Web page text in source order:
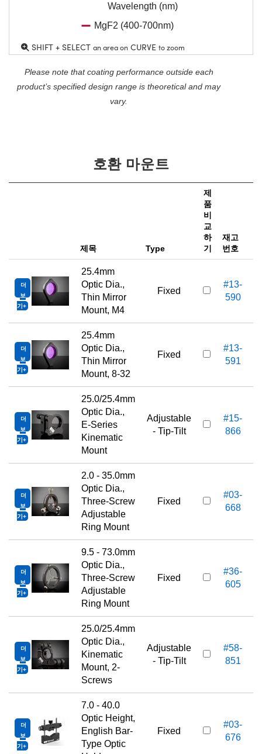
Wavelength (nm)
MgF2 (400-700nm)
SHIFT + SELECT an area on CURVE to zoom
Please note that coating performance outside each
product’s specified design range is theoretical and may
vary.
호환 마운트
제목 Type
제
품
비
교
하
기
재고
번호
더
보
기
25.4mm
Optic Dia.,
Thin Mirror
Mount, M4
Fixed
#13-
590
더
보
기
25.4mm
Optic Dia.,
Thin Mirror
Mount, 8-32
Fixed
#13-
591
더
보
기
25.0/25.4mm
Optic Dia.,
E-Series
Kinematic
Mount
Adjustable
- Tip-Tilt
#15-
866
더
보
기
2.0 - 35.0mm
Optic Dia.,
Three-Screw
Adjustable
Ring Mount
Fixed
#03-
668
더
보
기
9.5 - 73.0mm
Optic Dia.,
Three-Screw
Adjustable
Ring Mount
Fixed
#36-
605
더
보
기
25.0/25.4mm
Optic Dia.,
Kinematic
Mount, 2-
Screws
Adjustable
- Tip-Tilt
#58-
851
더
보
기
7.0 - 40.0
Optic Height,
English Bar-
Type Optic
Fixed
#03-
676